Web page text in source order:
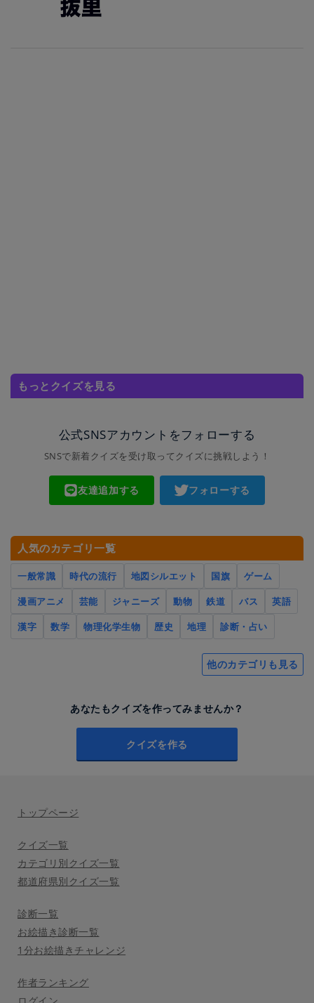
もっとクイズを見る
公式SNSアカウントをフォローする
SNSで新着クイズを受け取ってクイズに挑戦しよう！
友達追加する フォローする
人気のカテゴリ一覧
一般常識 時代の流行 地図シルエット 国旗
ゲーム
漫画アニメ
芸能 ジャニーズ 動物 鉄道 バス
英語
漢字
数学 物理化学生物 歴史 地理 診断・占い
他のカテゴリも見る
あなたもクイズを作ってみませんか？
クイズを作る
トップページ
クイズ一覧
カテゴリ別クイズ一覧
都道府県別クイズ一覧
診断一覧
お絵描き診断一覧
1分お絵描きチャレンジ
作者ランキング